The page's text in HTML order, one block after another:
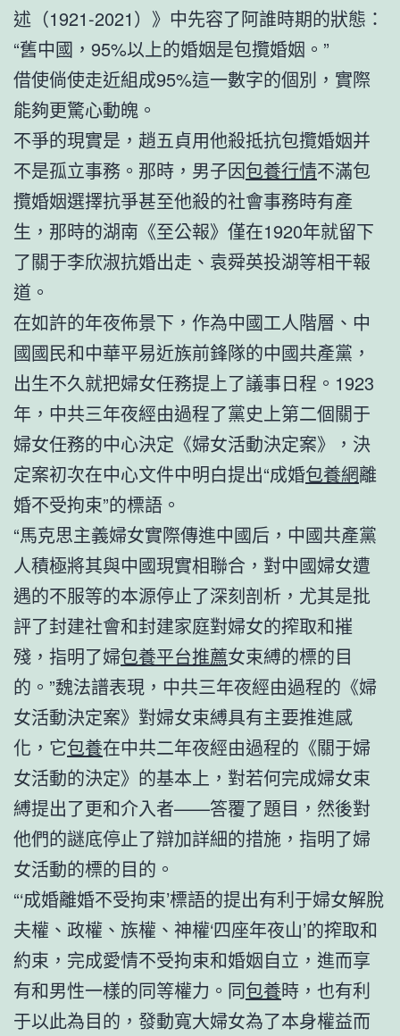
述（1921-2021）》中先容了阿誰時期的狀態：
“舊中國，95%以上的婚姻是包攬婚姻。”
借使倘使走近組成95%這一數字的個別，實際
能夠更驚心動魄。
不爭的現實是，趙五貞用他殺抵抗包攬婚姻并
不是孤立事務。那時，男子因包養行情不滿包
攬婚姻選擇抗爭甚至他殺的社會事務時有產
生，那時的湖南《至公報》僅在1920年就留下
了關于李欣淑抗婚出走、袁舜英投湖等相干報
道。
在如許的年夜佈景下，作為中國工人階層、中
國國民和中華平易近族前鋒隊的中國共產黨，
出生不久就把婦女任務提上了議事日程。1923
年，中共三年夜經由過程了黨史上第二個關于
婦女任務的中心決定《婦女活動決定案》，決
定案初次在中心文件中明白提出“成婚包養網離
婚不受拘束”的標語。
“馬克思主義婦女實際傳進中國后，中國共產黨
人積極將其與中國現實相聯合，對中國婦女遭
遇的不服等的本源停止了深刻剖析，尤其是批
評了封建社會和封建家庭對婦女的搾取和摧
殘，指明了婦包養平台推薦女束縛的標的目
的。”魏法譜表現，中共三年夜經由過程的《婦
女活動決定案》對婦女束縛具有主要推進感
化，它包養在中共二年夜經由過程的《關于婦
女活動的決定》的基本上，對若何完成婦女束
縛提出了更和介入者——答覆了題目，然後對
他們的謎底停止了辯加詳細的措施，指明了婦
女活動的標的目的。
“‘成婚離婚不受拘束’標語的提出有利于婦女解脫
夫權、政權、族權、神權‘四座年夜山’的搾取和
約束，完成愛情不受拘束和婚姻自立，進而享
有和男性一樣的同等權力。同包養時，也有利
于以此為目的，發動寬大婦女為了本身權益而